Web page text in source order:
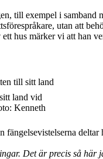
till exempel i
utan att
hus märker vi att han
land vid
Kenneth
Det är precis så här